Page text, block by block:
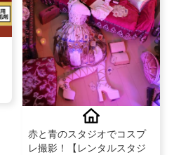
赤と青のスタジオでコスプ
レ撮影！【レンタルスタジ